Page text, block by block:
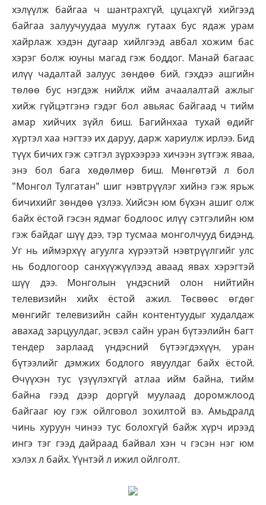
хэлүүлж байгаа ч шантрахгүй, цуцахгүй хийгээд
байгаа залуучуудаа муулж гутаах бус ядаж урам
хайрлаж хэдэн дугаар хийлгээд авбал хожим бас
хэрэг болж юуны магад гэж боддог. Манай багаас
илүү чадалтай залуус зөндөө бий, гэхдээ ашгийн
төлөө бус нэгдэж нийлж ийм ачаалалтай ажлыг
хийж гүйцэтгэнэ гэдэг бол авьяас байгаад ч тийм
амар хийчих зүйл биш. Багийнхаа тухай өдийг
хүртэл хаа нэгтээ их даруу, дарж хариулж ирлээ. Бид
түүх бичих гэж сэтгэл зүрхээрээ хичээн зүтгэж яваа,
энэ бол бага хөдөлмөр биш. Мөнгөтэй л бол
"Монгол Тулгатан" шиг нэвтрүүлэг хийнэ гэж ярьж
бичихийг зөндөө үзлээ. Хийсэн юм бүхэн ашиг олж
байх ёстой гэсэн ядмаг бодлоос илүү сэтгэлийн юм
гэж байдаг шүү дээ, тэр тусмаа монголчууд бидэнд.
Уг нь иймэрхүү агуулга хүрээтэй нэвтрүүлгийг улс
нь бодлогоор санхүүжүүлээд аваад явах хэрэгтэй
шүү дээ. Монголын үндэсний олон нийтийн
телевизийн хийх ёстой ажил. Төсвөөс өгдөг
мөнгийг телевизийн сайн контентуудыг худалдаж
авахад зарцуулдаг, эсвэл сайн уран бүтээлийн багт
тендер зарлаад үндэсний бүтээгдэхүүн, уран
бүтээлийг дэмжих бодлого явуулдаг байх ёстой.
Өчүүхэн тус үзүүлэхгүй атлаа ийм байна, тийм
байна гээд дээр доргүй муулаад доромжлоод
байгааг юу гэж ойлговол зохилтой вэ. Амьдралд
чинь хуруун чинээ тус болохгүй байж хүрч ирээд
ингэ тэг гээд дайраад байвал хэн ч гэсэн нэг юм
хэлэх л байх. Үүнтэй л ижил ойлголт.